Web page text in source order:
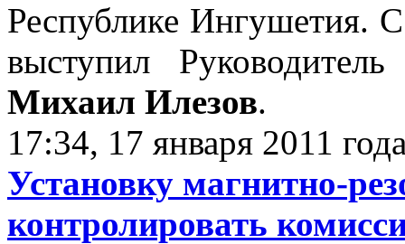
Республике Ингушетия.
выступил
Михаил Илезов.
17:34, 17 января 2011
Установку магнитно-
контролировать